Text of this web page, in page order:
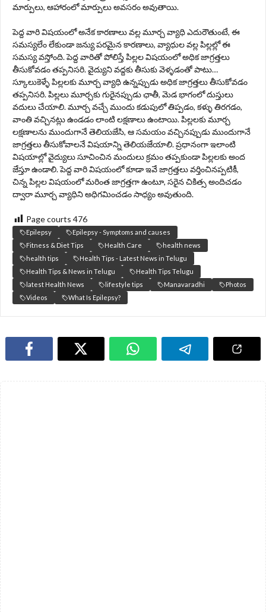
మార్పులు, ఆహారంలో మార్పులు అవసరం అవుతాయి.
పెద్ద వారి విషయంలో అనేక కారణాలు వల్ల మూర్చ వ్యాధి ఎదురౌతుంటే, ఈ
సమస్యలేం లేకుండా జన్యు పరమైన కారణాలు, వ్యాధుల వల్ల పిల్లల్లో ఈ
సమస్య వస్తోంది. పెద్ద వారితో పోలిస్తే పిల్లల విషయంలో అధిక జాగ్రత్తలు
తీసుకోవడం తప్పనిసరి. వైద్యుని వద్దకు తీసుకు వెళ్ళడంతో పాటు…
స్కూలుకెళ్ళే పిల్లలకు మూర్చ వ్యాధి ఉన్నప్పుడు అధిక జాగ్రత్తలు తీసుకోవడం
తప్పనిసరి. పిల్లలు మూర్చకు గురైనప్పుడు ఛాతీ, మెడ భాగంలో దుస్తులు
వదులు చేయాలి. మూర్చ వచ్చే ముందు కడుపులో తిప్పడం, కళ్ళు తిరగడం,
వాంతి వచ్చినట్లు ఉండడం లాంటి లక్షణాలు ఉంటాయి. పిల్లలకు మూర్చ
లక్షణాలను ముందుగానే తెలియజేసి, ఆ సమయం వచ్చినప్పుడు ముందుగానే
జాగ్రత్తలు తీసుకోవాలనే విషయాన్ని తెలియజేయాలి. ప్రధానంగా ఇలాంటి
విషయాల్లో వైద్యులు సూచించిన మందులు క్రమం తప్పకుండా పిల్లలకు అంద
జేస్తూ ఉండాలి. పెద్ద వారి విషయంలో కూడా ఇవే జాగ్రత్తలు వర్తించినప్పటికీ,
చిన్న పిల్లల విషయంలో మరింత జాగ్రత్తగా ఉంటూ, సరైన చికిత్స అందిచడం
ద్వారా మూర్చ వ్యాధిని అధిగమించడం సాధ్యం అవుతుంది.
Page courts 476
Epilepsy
Epilepsy - Symptoms and causes
Fitness & Diet Tips
Health Care
health news
health tips
Health Tips - Latest News in Telugu
Health Tips & News in Telugu
Health Tips Telugu
latest Health News
lifestyle tips Manavaradhi
Photos
Videos
What Is Epilepsy?